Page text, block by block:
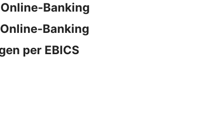
Banking
Banking
per EBICS